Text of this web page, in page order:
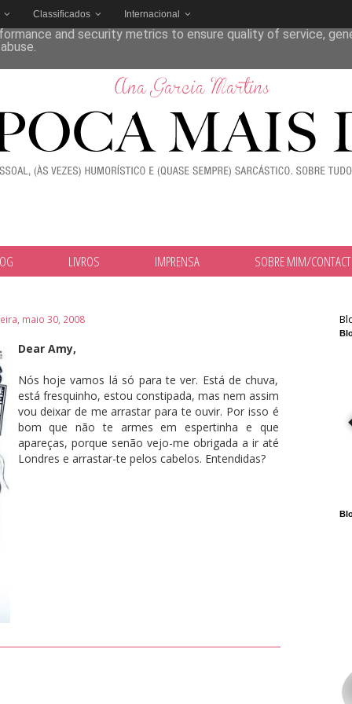
Classificados Internacional
LIVROS IMPRENSA SOBRE MIM/
maio 30, 2008
Dear Amy,
Nós hoje vamos lá só para te ver. Está de chuva,
está fresquinho, estou constipada, mas nem assim
vou deixar de me arrastar para te ouvir. Por isso é
bom que não te armes em espertinha e que
apareças, porque senão vejo-me obrigada a ir até
Londres e arrastar-te pelos cabelos. Entendidas?
its services and to analyze traffic. Your IP address and
and security metrics to ensure quality of service,